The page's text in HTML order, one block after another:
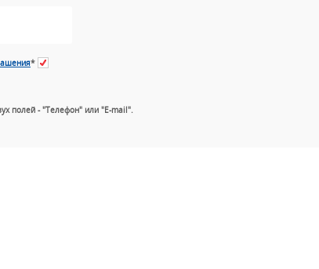
*
полей - "Телефон" или "E-mail".